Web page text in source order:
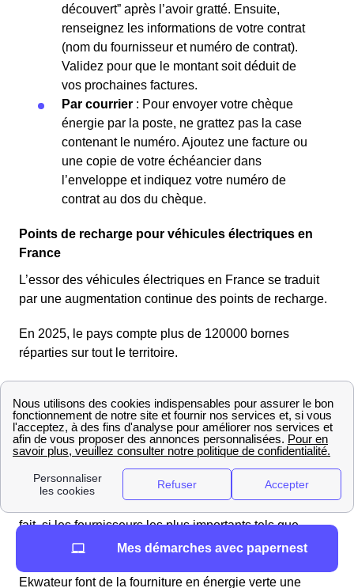
découvert” après l’avoir gratté. Ensuite,
renseignez les informations de votre contrat
(nom du fournisseur et numéro de contrat).
Validez pour que le montant soit déduit de
vos prochaines factures.
Par courrier : Pour envoyer votre chèque
énergie par la poste, ne grattez pas la case
contenant le numéro. Ajoutez une facture ou
une copie de votre échéancier dans
l’enveloppe et indiquez votre numéro de
contrat au dos du chèque.
Points de recharge pour véhicules électriques en
France
L’essor des véhicules électriques en France se traduit
par une augmentation continue des points de recharge.
En 2025, le pays compte plus de 120000 bornes
réparties sur tout le territoire.
Vers quels fournisseurs se tourner pour souscrire une
offre d'électricité verte à Donnemarie-Dontilly ?
Les Donnemaritains auront le choix, puisque la plupart
des fournisseurs d'énergie se mettent au vert, certains
fait, si les fournisseurs les plus importants tels que
TotalEnergies ou EDF proposent une offre verte,
Ekwateur font de la fourniture en énergie verte une
Mes démarches avec papernest